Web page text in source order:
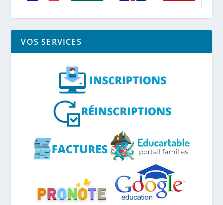
VOS SERVICES